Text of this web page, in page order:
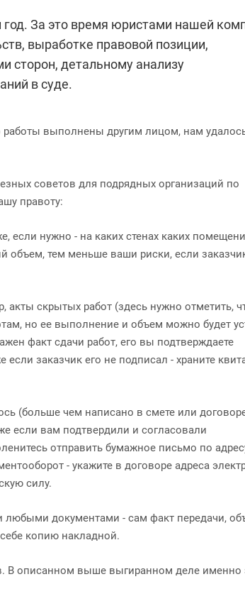
год. За это время юристами нашей
выработке правовой позиции,
сторон, детальному анализу
в суде.
работы выполнены другим лицом, нам
советов для подрядных организаций по
правоту:
если нужно - на каких стенах каких
объем, тем меньше ваши риски, если
акты скрытых работ (здесь нужно отметить,
но ее выполнение и объем можно будет
факт сдачи работ, его вы подтверждаете
заказчик его не подписал - храните
(больше чем написано в смете или
если вам подтвердили и согласовали
отправить бумажное письмо по
- укажите в договоре адреса
силу.
любыми документами - сам факт передачи,
копию накладной.
В описанном выше выгиранном деле именно